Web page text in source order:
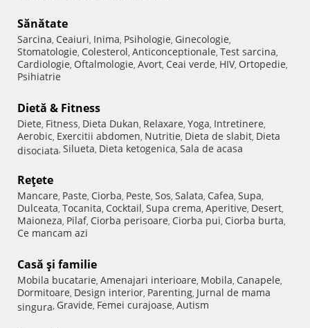
Sănătate
Sarcina, Ceaiuri, Inima, Psihologie, Ginecologie,
Stomatologie, Colesterol, Anticonceptionale, Test sarcina,
Cardiologie, Oftalmologie, Avort, Ceai verde, HIV, Ortopedie,
Psihiatrie
Dietă & Fitness
Diete, Fitness, Dieta Dukan, Relaxare, Yoga, Intretinere,
Aerobic, Exercitii abdomen, Nutritie, Dieta de slabit, Dieta
disociata, Silueta, Dieta ketogenica, Sala de acasa
Reţete
Mancare, Paste, Ciorba, Peste, Sos, Salata, Cafea, Supa,
Dulceata, Tocanita, Cocktail, Supa crema, Aperitive, Desert,
Maioneza, Pilaf, Ciorba perisoare, Ciorba pui, Ciorba burta,
Ce mancam azi
Casă şi familie
Mobila bucatarie, Amenajari interioare, Mobila, Canapele,
Dormitoare, Design interior, Parenting, Jurnal de mama
singura, Gravide, Femei curajoase, Autism